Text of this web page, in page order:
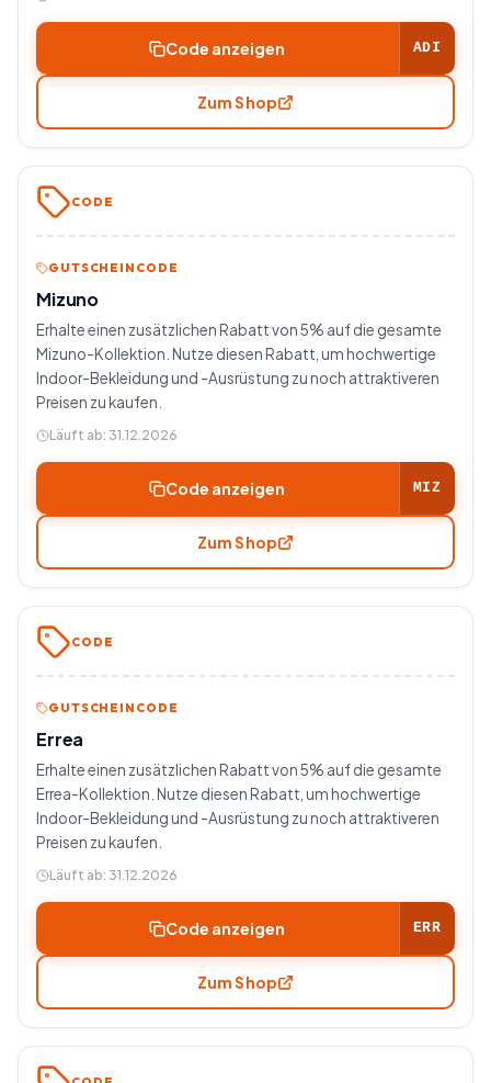
Code anzeigen ADI
Zum Shop
CODE
GUTSCHEINCODE
Mizuno
Erhalte einen zusätzlichen Rabatt von 5% auf die gesamte
Mizuno-Kollektion. Nutze diesen Rabatt, um hochwertige
Indoor-Bekleidung und -Ausrüstung zu noch attraktiveren
Preisen zu kaufen.
Läuft ab: 31.12.2026
Code anzeigen MIZ
Zum Shop
CODE
GUTSCHEINCODE
Errea
Erhalte einen zusätzlichen Rabatt von 5% auf die gesamte
Errea-Kollektion. Nutze diesen Rabatt, um hochwertige
Indoor-Bekleidung und -Ausrüstung zu noch attraktiveren
Preisen zu kaufen.
Läuft ab: 31.12.2026
Code anzeigen ERR
Zum Shop